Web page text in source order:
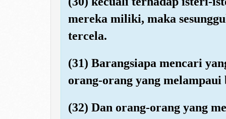
mereka miliki, maka
tercela.
(31) Barangsiapa mencari
orang-orang yang melampaui
(32) Dan orang-orang yang